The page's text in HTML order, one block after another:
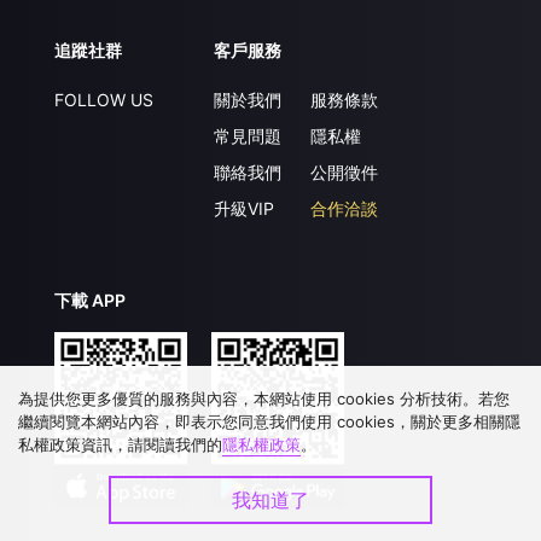
追蹤社群
FOLLOW US
客戶服務
關於我們
常見問題
聯絡我們
升級VIP
服務條款
隱私權
公開徵件
合作洽談
下載 APP
為提供您更多優質的服務與內容，本網站使用 cookies 分析技術。若您
繼續閱覽本網站內容，即表示您同意我們使用 cookies，關於更多相關隱
私權政策資訊，請閱讀我們的隱私權政策。
我知道了